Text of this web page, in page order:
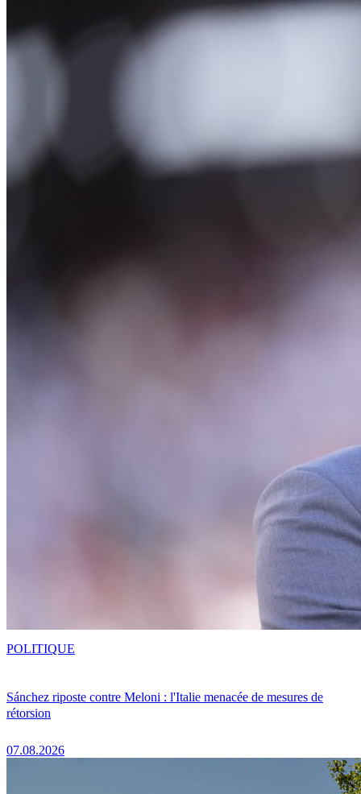
Sánchez riposte contre Meloni : l'Italie menacée de mesures de
rétorsion
07.08.2026
POLITIQUE